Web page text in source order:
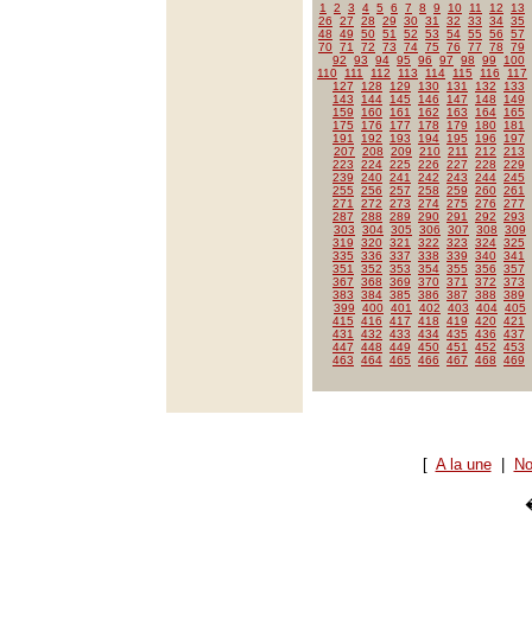
1 2 3 4 5 6 7 8 9 10 11 12
13
26
27 28 29 30 31 32 33 34 35
48
49 50 51 52 53 54 55 56
57
70 71 72 73 74 75 76 77 78
79
92
93 94 95 96 97 98 99
100
110
111 112 113 114 115 116
117
127
128 129 130 131 132
133
143
144 145 146 147 148
149
159
160 161 162 163 164
165
175
176 177 178 179 180
181
191
192 193 194 195 196
197
207
208 209 210 211 212
213
223
224 225 226 227 228
229
239
240 241 242 243 244 245
255
256 257 258 259 260 261
271
272 273 274 275 276
277
287
288 289 290 291 292
293
303
304 305 306 307 308
309
319
320 321 322 323 324 325
335
336 337 338 339 340 341
351
352 353 354 355 356
357
367
368 369 370 371 372
373
383
384 385 386 387 388
389
399
400 401 402 403 404 405
415
416 417 418 419 420 421
431
432 433 434 435 436
437
447
448 449 450 451 452
453
463
464 465 466 467 468 469
[ A la une|